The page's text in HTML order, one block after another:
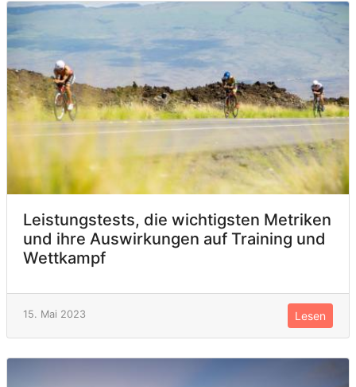
Leistungstests, die wichtigsten Metriken
und ihre Auswirkungen auf Training und
Wettkampf
15. Mai 2023 Lesen